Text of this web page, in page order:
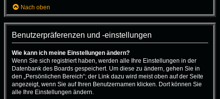
Nach oben
Benutzerpräferenzen und -einstellungen
Wie kann ich meine Einstellungen ändern?
Wenn Sie sich registriert haben, werden alle Ihre Einstellungen in der
Datenbank des Boards gespeichert. Um diese zu ändern, gehen Sie in
den „Persönlichen Bereich“; der Link dazu wird meist oben auf der Seite
angezeigt, wenn Sie auf Ihren Benutzernamen klicken. Dort können Sie
alle Ihre Einstellungen ändern.